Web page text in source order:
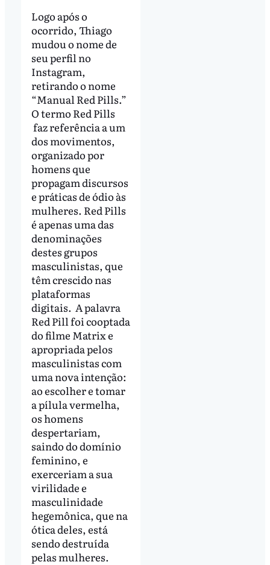
Logo após o
ocorrido, Thiago
mudou o nome de
seu perfil no
Instagram,
retirando o nome
“Manual Red Pills.”
O termo Red Pills
faz referência a um
dos movimentos,
organizado por
homens que
propagam discursos
e práticas de ódio às
mulheres. Red Pills
é apenas uma das
denominações
destes grupos
masculinistas, que
têm crescido nas
plataformas
digitais. A palavra
Red Pill foi cooptada
do filme Matrix e
apropriada pelos
masculinistas com
uma nova intenção:
ao escolher e tomar
a pílula vermelha,
os homens
despertariam,
saindo do domínio
feminino, e
exerceriam a sua
virilidade e
masculinidade
hegemônica, que na
ótica deles, está
sendo destruída
pelas mulheres.